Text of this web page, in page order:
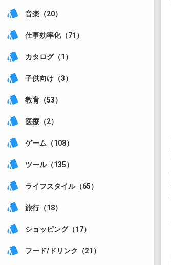
style 音楽（20）
style 仕事効率化（71）
style カタログ（1）
style 子供向け（3）
style 教育（53）
style 医療（2）
style ゲーム（108）
style ツール（135）
style ライフスタイル（65）
style 旅行（18）
style ショッピング（17）
style フード/ドリンク（21）